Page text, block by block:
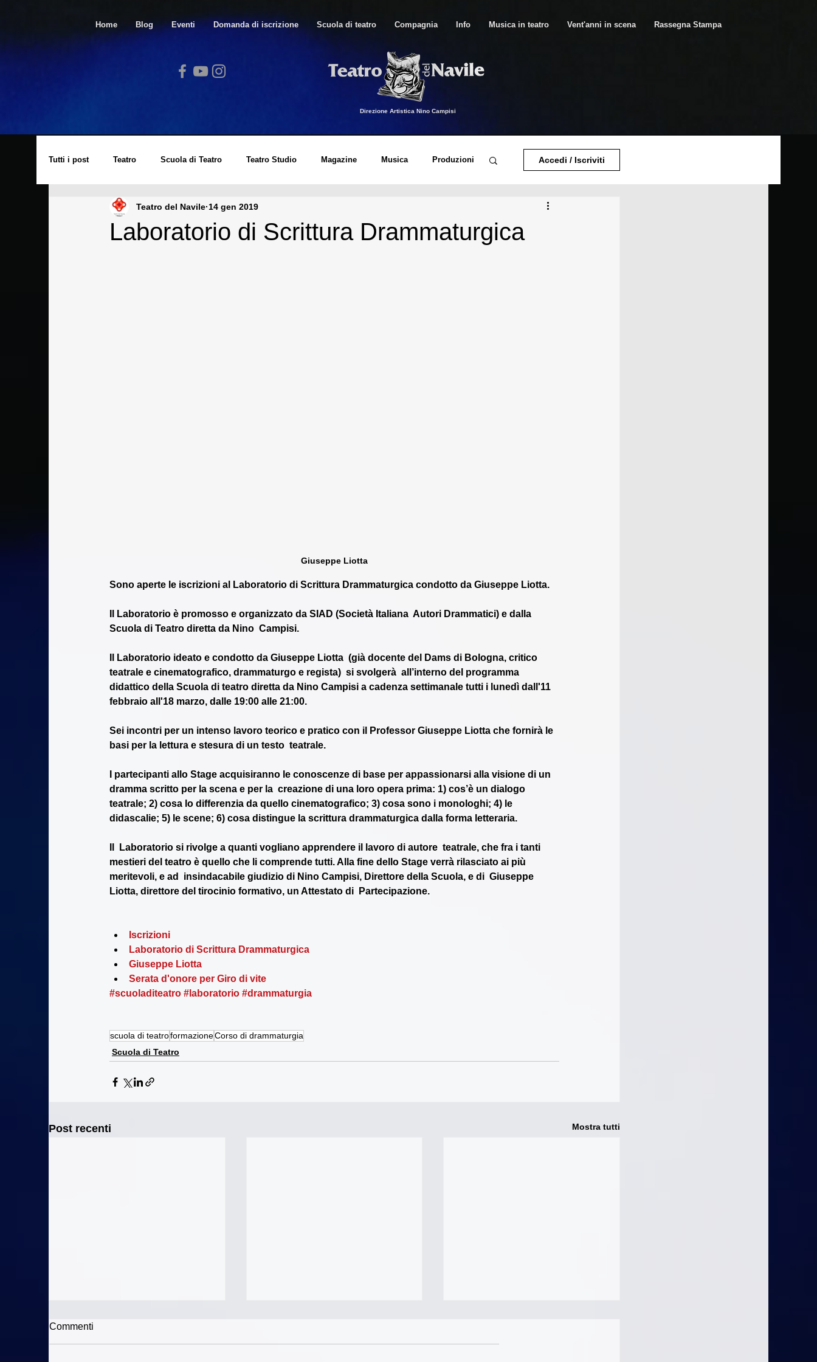
Home Blog Eventi Domanda di iscrizione Scuola di teatro Compagnia Info Musica in teatro Vent'anni in scena Rassegna Stampa
Direzione Artistica Nino Campisi
Tutti i post Teatro Scuola di Teatro Teatro Studio Magazine Musica Produzioni
Spazio Arte Lucio Dalla Corso di Canto Moderno
Accedi / Iscriviti
Laboratorio di Scrittura Drammaturgica
Teatro del Navile 14 gen 2019
Giuseppe Liotta
Sono aperte le iscrizioni al Laboratorio di Scrittura Drammaturgica condotto da Giuseppe Liotta.
Il Laboratorio è promosso e organizzato da SIAD (Società Italiana  Autori Drammatici) e dalla
Scuola di Teatro diretta da Nino  Campisi.
Il Laboratorio ideato e condotto da Giuseppe Liotta  (già docente del Dams di Bologna, critico
teatrale e cinematografico, drammaturgo e regista)  si svolgerà  all’interno del programma
didattico della Scuola di teatro diretta da Nino Campisi a cadenza settimanale tutti i lunedì dall'11
febbraio all'18 marzo, dalle 19:00 alle 21:00.
Sei incontri per un intenso lavoro teorico e pratico con il Professor Giuseppe Liotta che fornirà le
basi per la lettura e stesura di un testo  teatrale.
I partecipanti allo Stage acquisiranno le conoscenze di base per appassionarsi alla visione di un
dramma scritto per la scena e per la  creazione di una loro opera prima: 1) cos’è un dialogo
teatrale; 2) cosa lo differenzia da quello cinematografico; 3) cosa sono i monologhi; 4) le
didascalie; 5) le scene; 6) cosa distingue la scrittura drammaturgica dalla forma letteraria.
Il  Laboratorio si rivolge a quanti vogliano apprendere il lavoro di autore  teatrale, che fra i tanti
mestieri del teatro è quello che li comprende tutti. Alla fine dello Stage verrà rilasciato ai più
meritevoli, e ad  insindacabile giudizio di Nino Campisi, Direttore della Scuola, e di  Giuseppe
Liotta, direttore del tirocinio formativo, un Attestato di  Partecipazione.
Iscrizioni
Laboratorio di Scrittura Drammaturgica
Giuseppe Liotta
Serata d'onore per Giro di vite
#scuoladiteatro #laboratorio #drammaturgia
scuola di teatroformazioneCorso di drammaturgia
Scuola di Teatro
Post recenti Mostra tutti
Commenti